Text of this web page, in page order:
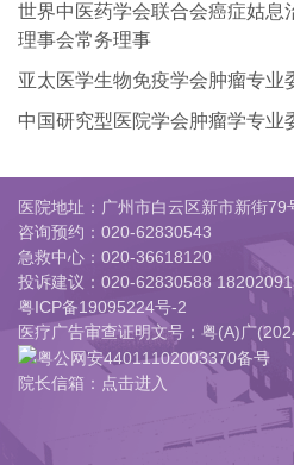
世界中医药学会联合会癌症姑息
理事会常务理事
亚太医学生物免疫学会肿瘤专业
中国研究型医院学会肿瘤学专业
医院地址：广州市白云区新市新街79
咨询预约： 020-62830543
急救中心： 020-36618120
投诉建议： 020-62830588
粤ICP备19095224号-2
医疗广告审查证明文号：粤(A)广
粤公网安44011102003370备号
院长信箱：点击进入